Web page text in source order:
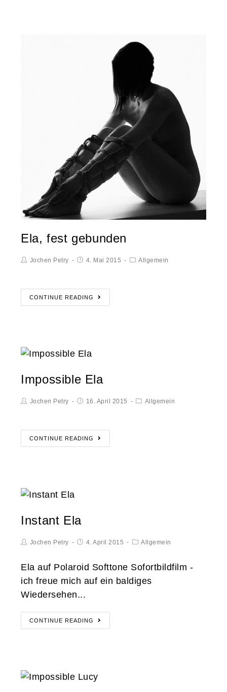
Ela, fest gebunden
Jochen Petry 4. Mai 2015 Allgemein
CONTINUE READING
Impossible Ela
Jochen Petry 16. April 2015 Allgemein
CONTINUE READING
Instant Ela
Jochen Petry 4. April 2015 Allgemein
Ela auf Polaroid Softtone Sofortbildfilm -
ich freue mich auf ein baldiges
Wiedersehen...
CONTINUE READING